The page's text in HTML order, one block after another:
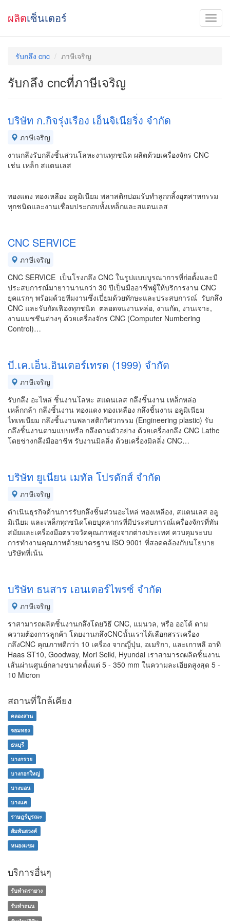
ผลิตเซ็นเตอร์
รับกลึง cnc ภาษีเจริญ
รับกลึง cncที่ภาษีเจริญ
บริษัท ก.กิจรุ่งเรือง เอ็นจิเนียริ่ง จำกัด
ภาษีเจริญ
งานกลึงรับกลึงชิ้นส่วนโลหะงานทุกชนิด ผลิตด้วยเครื่องจักร CNC
เช่น เหล็ก สแตนเลส
ทองแดง ทองเหลือง อลูมิเนียม พลาสติกปอมรับทำลูกกลิ้งอุตสาหกรรม
ทุกชนิดและงานเชื่อมประกอบทั้งเหล็กและสแตนเลส
CNC SERVICE
ภาษีเจริญ
CNC SERVICE เป็นโรงกลึง CNC ในรูปแบบบูรณาการที่ก่อตั้งและมี
ประสบการณ์มายาวนานกว่า 30 ปีเป็นมืออาชีพผู้ให้บริการงาน CNC
ยุคแรกๆ พร้อมด้วยทีมงานซึ่งเปี่ยมด้วยทักษะและประสบการณ์ รับกลึง
CNC และรับกัดเฟืองทุกชนิด ตลอดจนงานหล่อ, งานกัด, งานเจาะ,
งานแมชชีนต่างๆ ด้วยเครื่องจักร CNC (Computer Numbering
Control)…
บี.เค.เอ็น.อินเตอร์เทรด (1999) จำกัด
ภาษีเจริญ
รับกลึง อะไหล่ ชิ้นงานโลหะ สแตนเลส กลึงชิ้นงาน เหล็กหล่อ
เหล็กกล้า กลึงชิ้นงาน ทองแดง ทองเหลือง กลึงชิ้นงาน อลูมิเนียม
ไทเทเนียม กลึงชิ้นงานพลาสติกวิศวกรรม (Engineering plastic) รับ
กลึงชิ้นงานตามแบบหรือ กลึงตามตัวอย่าง ด้วยเครื่องกลึง CNC Lathe
โดยช่างกลึงมืออาชีพ รับงานมิลลิ่ง ด้วยเครื่องมิลลิ่ง CNC…
บริษัท ยูเนียน เมทัล โปรดักส์ จำกัด
ภาษีเจริญ
ดำเนินธุรกิจด้านการรับกลึงชิ้นส่วนอะไหล่ ทองเหลือง, สแตนเลส อลู
มิเนียม และเหล็กทุกชนิดโดยบุคลากรที่มีประสบการณ์เครื่องจักรที่ทัน
สมัยและเครื่องมือตรวจวัดคุณภาพสูงจากต่างประเทศ ควบคุมระบบ
การทำงานคุณภาพด้วยมาตรฐาน ISO 9001 ที่สอดคล้องกับนโยบาย
บริษัทที่เน้น
บริษัท ธนสาร เอนเตอร์ไพรซ์ จำกัด
ภาษีเจริญ
ราสามารถผลิตชิ้นงานกลึงโดยวิธี CNC, แมนวล, หรือ ออโต้ ตาม
ความต้องการลูกค้า โดยงานกลึงCNCนั้นเราได้เลือกสรรเครื่อง
กลึงCNC คุณภาพดีกว่า 10 เครื่อง จากญี่ปุ่น, อเมริกา, และเกาหลี อาทิ
Haas ST10, Goodway, Mori Seiki, Hyundai เราสามารถผลิตชิ้นงาน
เส้นผ่านศูนย์กลางขนาดตั้งแต่ 5 - 350 mm ในความละเอียดสูงสุด 5 -
10 Micron
สถานที่ใกล้เคียง
คลองสาน
จอมทอง
ธนบุรี
บางกรวย
บางกอกใหญ่
บางบอน
บางแค
ราษฎร์บูรณะ
สัมพันธวงศ์
หนองแขม
บริการอื่นๆ
รับทำตรายาง
รับทำถนน